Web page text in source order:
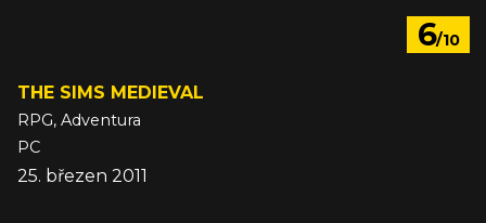
6/10
THE SIMS MEDIEVAL
RPG, Adventura
PC
25. březen 2011